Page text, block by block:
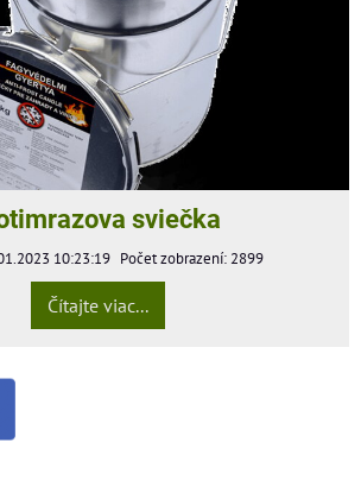
sviečka
10:23:19 Počet zobrazení: 2899
Čítajte viac...